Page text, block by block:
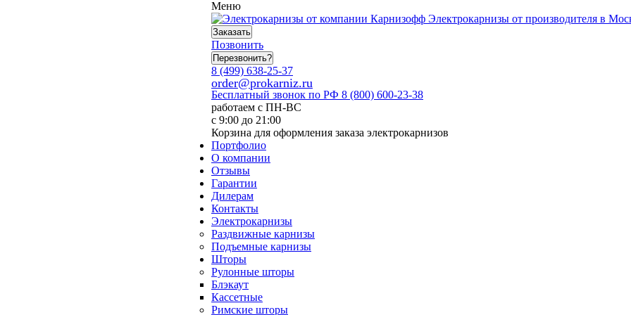
Меню
Электрокарнизы от производителя в
Заказать
Позвонить
Перезвонить?
8 (499) 638-25-37
order@prokarniz.ru
Бесплатный звонок по РФ 8 (800) 600-23-38
работаем с ПН-ВС
с 9:00 до 21:00
Корзина для оформления заказа электрокарнизов
Портфолио
О компании
Отзывы
Гарантии
Дилерам
Контакты
Электрокарнизы
Раздвижные карнизы
Подъемные карнизы
Шторы
Рулонные шторы
Блэкаут
Кассетные
Римские шторы